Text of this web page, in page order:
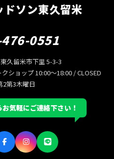
ソン東久留米
476-0551
久留米市下里 5-3-3
ショップ 10:00〜18:00 / CLOSED
2第3木曜日
気軽にご連絡下さい！